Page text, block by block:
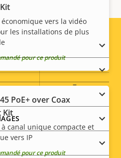
de
–
Baseline
–
–
vers la vidéo
les installations de plus
pour ce produit
PoE+ over Coax
Kit
canal unique compacte et
vers IP
pour ce produit